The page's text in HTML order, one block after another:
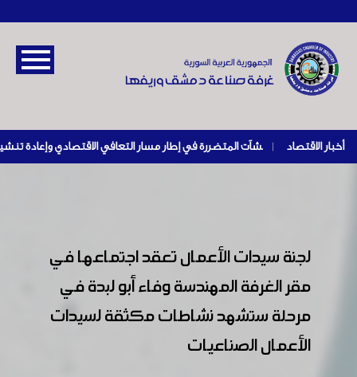
أخبار الاقتصاد |
لجنة سيدات الأعمال تعقد اجتماعها في
مقر الغرفة المهندسة وفاء أبو لبدة في
مرحلة ستشهد نشاطات مكثقة لسيدات
الأعمال الصناعيات